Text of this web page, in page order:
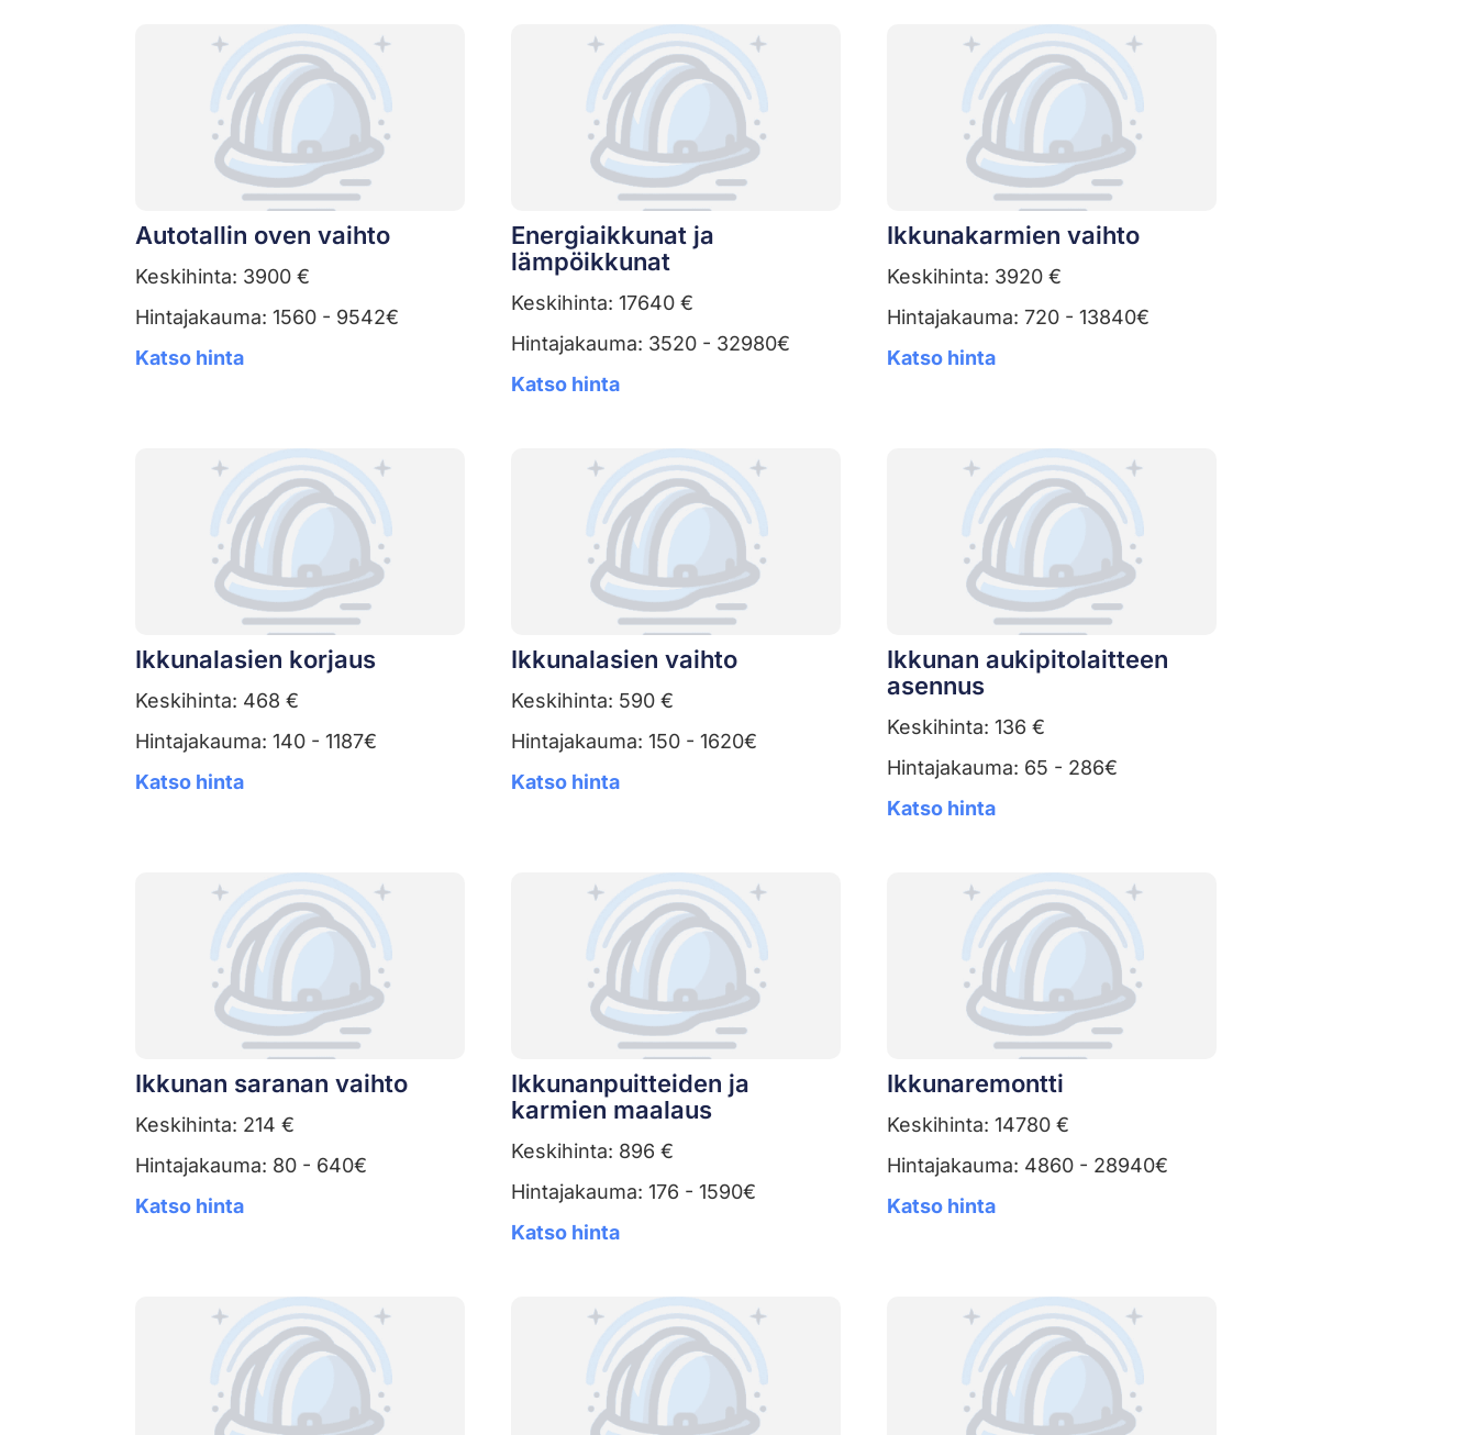
Autotallin oven vaihto
Keskihinta: 3900 €
Hintajakauma: 1560 - 9542€
Katso hinta
Energiaikkunat ja
lämpöikkunat
Keskihinta: 17640 €
Hintajakauma: 3520 - 32980€
Katso hinta
Ikkunakarmien vaihto
Keskihinta: 3920 €
Hintajakauma: 720 - 13840€
Katso hinta
Ikkunalasien korjaus
Keskihinta: 468 €
Hintajakauma: 140 - 1187€
Katso hinta
Ikkunalasien vaihto
Keskihinta: 590 €
Hintajakauma: 150 - 1620€
Katso hinta
Ikkunan aukipitolaitteen
asennus
Keskihinta: 136 €
Hintajakauma: 65 - 286€
Katso hinta
Ikkunan saranan vaihto
Keskihinta: 214 €
Hintajakauma: 80 - 640€
Katso hinta
Ikkunanpuitteiden ja
karmien maalaus
Keskihinta: 896 €
Hintajakauma: 176 - 1590€
Katso hinta
Ikkunaremontti
Keskihinta: 14780 €
Hintajakauma: 4860 - 28940€
Katso hinta